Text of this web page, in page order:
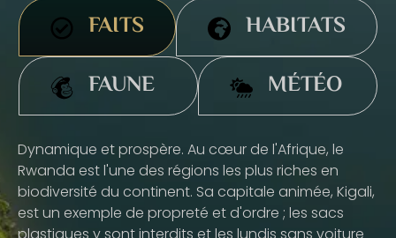
FAITS
HABITATS
FAUNE
MÉTÉO
Dynamique et prospère. Au cœur de l'Afrique, le
Rwanda est l'une des régions les plus riches en
biodiversité du continent. Sa capitale animée, Kigali,
est un exemple de propreté et d'ordre ; les sacs
plastiques y sont interdits et les lundis sans voiture